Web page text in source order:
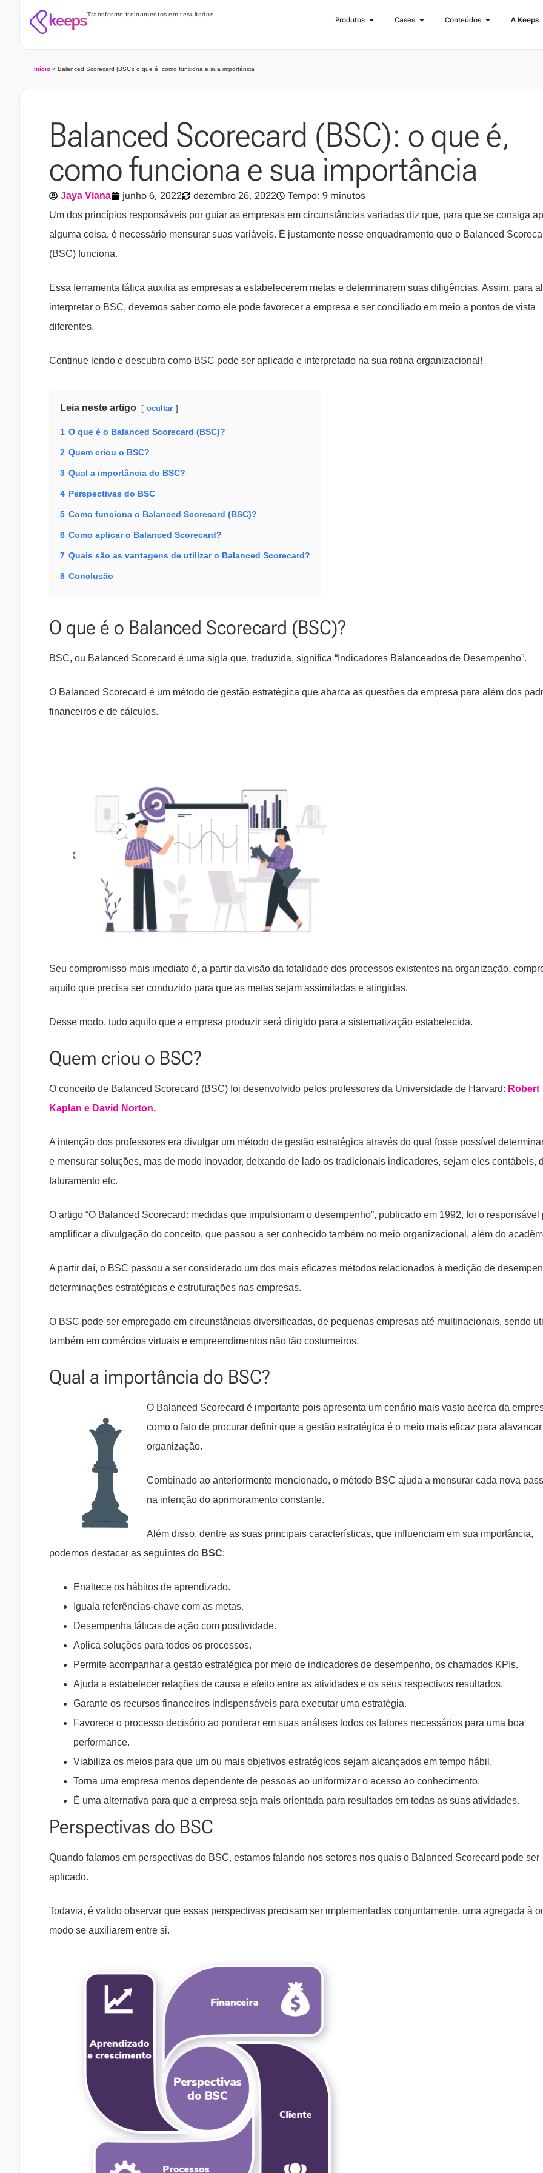
Transforme treinamentos em resultados
Produtos Cases Conteúdos A Keeps
Início » Balanced Scorecard (BSC): o que é, como funciona e sua importância
Balanced Scorecard (BSC): o que é,
como funciona e sua importância
Jaya Viana junho 6, 2022 dezembro 26, 2022 Tempo: 9 minutos
Um dos princípios responsáveis por guiar as empresas em circunstâncias variadas diz que, para que se consiga
alguma coisa, é necessário mensurar suas variáveis. É justamente nesse enquadramento que o Balanced
(BSC) funciona.
Essa ferramenta tática auxilia as empresas a estabelecerem metas e determinarem suas diligências. Assim, para
interpretar o BSC, devemos saber como ele pode favorecer a empresa e ser conciliado em meio a pontos de vista
diferentes.
Continue lendo e descubra como BSC pode ser aplicado e interpretado na sua rotina organizacional!
Leia neste artigo ocultar
1 O que é o Balanced Scorecard (BSC)?
2 Quem criou o BSC?
3 Qual a importância do BSC?
4 Perspectivas do BSC
5 Como funciona o Balanced Scorecard (BSC)?
6 Como aplicar o Balanced Scorecard?
7 Quais são as vantagens de utilizar o Balanced Scorecard?
8 Conclusão
O que é o Balanced Scorecard (BSC)?
BSC, ou Balanced Scorecard é uma sigla que, traduzida, significa “Indicadores Balanceados de Desempenho”.
O Balanced Scorecard é um método de gestão estratégica que abarca as questões da empresa para além dos
financeiros e de cálculos.
Seu compromisso mais imediato é, a partir da visão da totalidade dos processos existentes na organização,
aquilo que precisa ser conduzido para que as metas sejam assimiladas e atingidas.
Desse modo, tudo aquilo que a empresa produzir será dirigido para a sistematização estabelecida.
Quem criou o BSC?
O conceito de Balanced Scorecard (BSC) foi desenvolvido pelos professores da Universidade de Harvard: Robert
Kaplan e David Norton.
A intenção dos professores era divulgar um método de gestão estratégica através do qual fosse possível
e mensurar soluções, mas de modo inovador, deixando de lado os tradicionais indicadores, sejam eles contábeis,
faturamento etc.
O artigo “O Balanced Scorecard: medidas que impulsionam o desempenho”, publicado em 1992, foi o responsável
amplificar a divulgação do conceito, que passou a ser conhecido também no meio organizacional, além do
A partir daí, o BSC passou a ser considerado um dos mais eficazes métodos relacionados à medição de
determinações estratégicas e estruturações nas empresas.
O BSC pode ser empregado em circunstâncias diversificadas, de pequenas empresas até multinacionais, sendo
também em comércios virtuais e empreendimentos não tão costumeiros.
Qual a importância do BSC?
O Balanced Scorecard é importante pois apresenta um cenário mais vasto acerca da
como o fato de procurar definir que a gestão estratégica é o meio mais eficaz para
organização.
Combinado ao anteriormente mencionado, o método BSC ajuda a mensurar cada nova
na intenção do aprimoramento constante.
Além disso, dentre as suas principais características, que influenciam em sua importância,
podemos destacar as seguintes do BSC:
Enaltece os hábitos de aprendizado.
Iguala referências-chave com as metas.
Desempenha táticas de ação com positividade.
Aplica soluções para todos os processos.
Permite acompanhar a gestão estratégica por meio de indicadores de desempenho, os chamados KPIs.
Ajuda a estabelecer relações de causa e efeito entre as atividades e os seus respectivos resultados.
Garante os recursos financeiros indispensáveis para executar uma estratégia.
Favorece o processo decisório ao ponderar em suas análises todos os fatores necessários para uma boa
performance.
Viabiliza os meios para que um ou mais objetivos estratégicos sejam alcançados em tempo hábil.
Torna uma empresa menos dependente de pessoas ao uniformizar o acesso ao conhecimento.
É uma alternativa para que a empresa seja mais orientada para resultados em todas as suas atividades.
Perspectivas do BSC
Quando falamos em perspectivas do BSC, estamos falando nos setores nos quais o Balanced Scorecard pode ser
aplicado.
Todavia, é valido observar que essas perspectivas precisam ser implementadas conjuntamente, uma agregada à
modo se auxiliarem entre si.